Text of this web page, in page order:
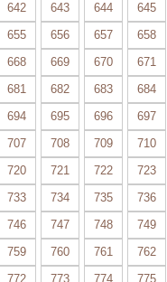
642 643 644 645
655 656 657 658
668 669 670 671
681 682 683 684
694 695 696 697
707 708 709 710
720 721 722 723
733 734 735 736
746 747 748 749
759 760 761 762
772 773 774 775